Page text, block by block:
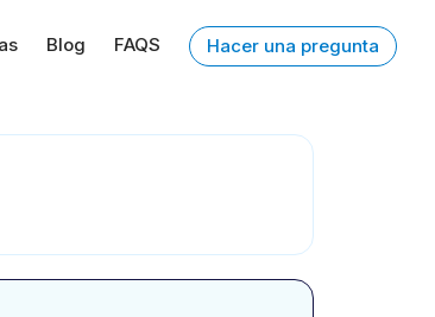
Blog FAQS Hacer una pregunta